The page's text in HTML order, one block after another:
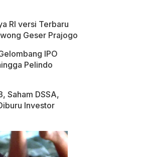
RI versi Terbaru
Geser Prajogo
IPO
Pelindo
Saham DSSA,
Investor